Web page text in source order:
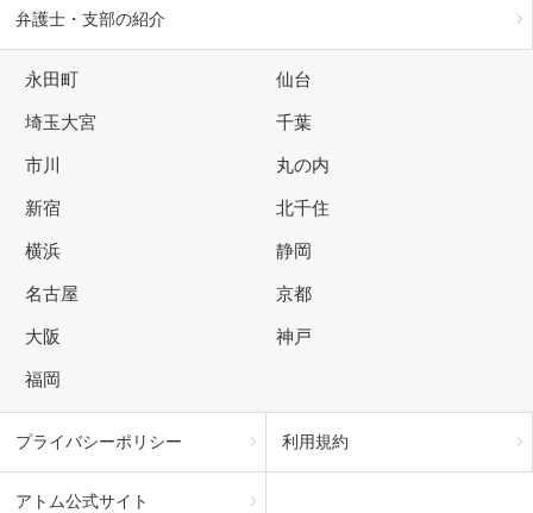
弁護士・支部の紹介
永田町 仙台
埼玉大宮 千葉
市川 丸の内
新宿 北千住
横浜 静岡
名古屋 京都
大阪 神戸
福岡
プライバシーポリシー 利用規約
アトム公式サイト